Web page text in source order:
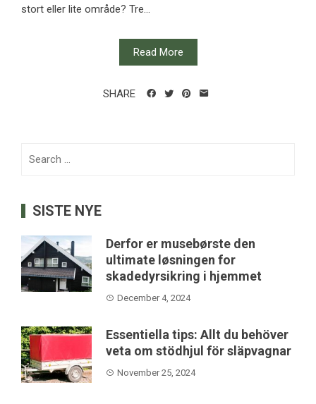
stort eller lite område? Tre...
Read More
SHARE
SISTE NYE
Derfor er musebørste den
ultimate løsningen for
skadedyrsikring i hjemmet
December 4, 2024
Essentiella tips: Allt du behöver
veta om stödhjul för släpvagnar
November 25, 2024